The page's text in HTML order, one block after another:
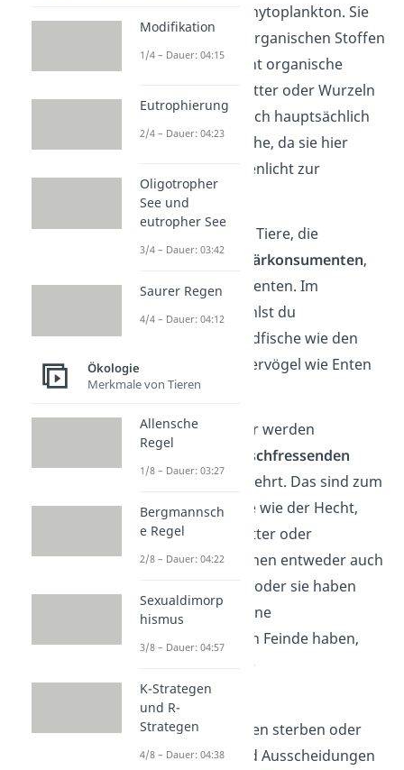
Uferbereich und Phytoplankton. Sie
stellen alle aus anorganischen Stoffen
und mit Sonnenlicht organische
Materialien wie Blätter oder Wurzeln
her. Sie befinden sich hauptsächlich
an der Seeoberfläche, da sie hier
ausreichend Sonnenlicht zur
Verfügung haben.
Pflanzenfressende Tiere, die
sogenanntenPrimärkonsumenten,
fressen die Produzenten. Im
Ökosystem See zählst du
beispielsweise Friedfische wie den
Karpfen und Wasservögel wie Enten
zu ihren.
Die Pflanzenfresser werden
wiederum von
fleischfressenden
Konsumenten verzehrt. Das sind zum
Beispiel Raubfische wie der Hecht,
Fischreiher, Fischotter oder
Fischadler. Sie können entweder auch
Fressfeinde haben oder sie haben
keine. Wenn sie keine
ernstzunehmenden Feinde haben,
dann nennst du sie
Endkonsumenten
Wenn die Lebewesen sterben oder
Abfallprodukte und Ausscheidungen
Modifikation
1/4 – Dauer: 04:15
Eutrophierung
2/4 – Dauer: 04:23
Oligotropher
See und
eutropher See
3/4 – Dauer: 03:42
Saurer Regen
4/4 – Dauer: 04:12
Ökologie
Merkmale von Tieren
Allensche
Regel
1/8 – Dauer: 03:27
Bergmannsch
e Regel
2/8 – Dauer: 04:22
Sexualdimorp
hismus
3/8 – Dauer: 04:57
K-Strategen
und R-
Strategen
4/8 – Dauer: 04:38